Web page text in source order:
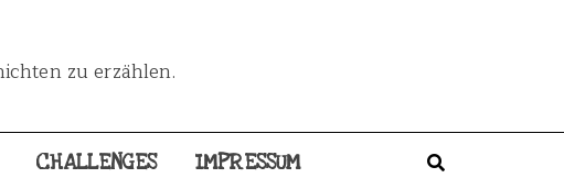
zu erzählen.
CHALLENGES IMPRESSUM